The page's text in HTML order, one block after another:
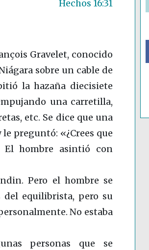
Hechos 16:31
Gravelet, conocido
sobre un cable de
la hazaña diecisiete
una carretilla,
etc. Se dice que una
preguntó: «¿Crees que
El hombre asintió con
Pero el hombre se
del equilibrista, pero su
No estaba
personas que se